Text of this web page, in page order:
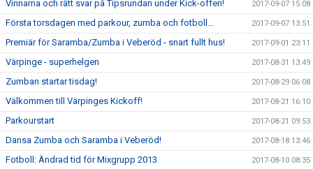
Vinnarna och rätt svar på Tipsrundan under Kick-offen! 2017-09-07 15:08
Första torsdagen med parkour, zumba och fotboll... 2017-09-07 13:51
Premiär för Saramba/Zumba i Veberöd - snart fullt hus! 2017-09-01 23:11
Värpinge - superhelgen 2017-08-31 13:49
Zumban startar tisdag! 2017-08-29 06:08
Välkommen till Värpinges Kickoff! 2017-08-21 16:10
Parkourstart 2017-08-21 09:53
Dansa Zumba och Saramba i Veberöd! 2017-08-18 13:46
Fotboll: Ändrad tid för Mixgrupp 2013 2017-08-10 08:35